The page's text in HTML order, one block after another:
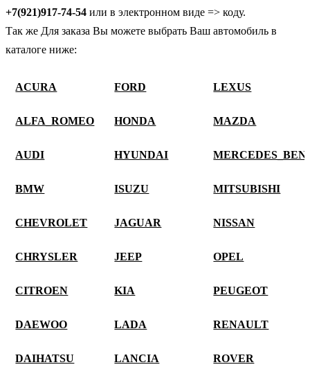
+7(921)917-74-54 или в электронном виде => коду.
Так же Для заказа Вы можете выбрать Ваш автомобиль в
каталоге ниже:
ACURA FORD LEXUS
ALFA_ROMEO HONDA MAZDA
AUDI HYUNDAI
BMW ISUZU MITSUBISHI
CHEVROLET JAGUAR NISSAN
CHRYSLER JEEP OPEL
CITROEN KIA PEUGEOT
DAEWOO LADA RENAULT
DAIHATSU LANCIA ROVER